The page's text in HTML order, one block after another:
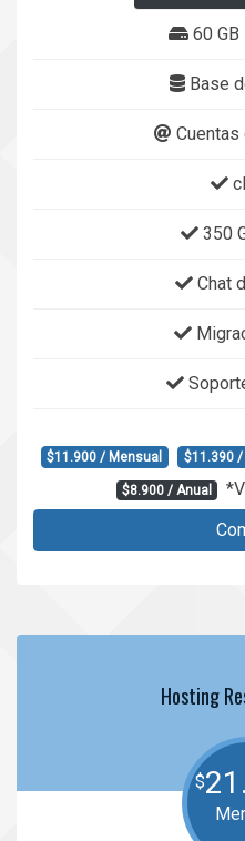
60
Base
350
Chat
$11.900 / Mensual $11.390 /
$8.900 / Anual
Hosting
$